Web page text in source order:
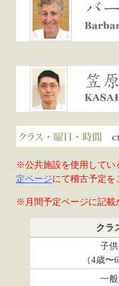
バーバラ・サマホーク
笠原祐二 専門指導員
クラス・曜日・時間
※公共施設を使用してい
定ページにて稽古予定を
※月間予定ページに記載
クラ
子供
（4歳〜
一般